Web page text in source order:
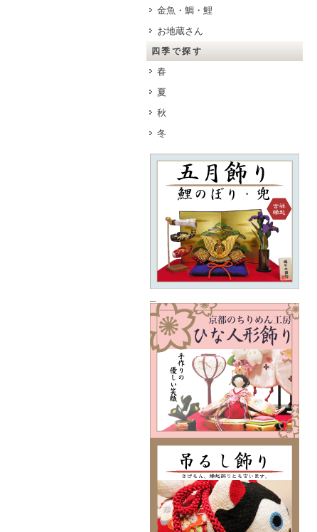
金魚・鯛・鯉
お地蔵さん
四季で探す
春
夏
秋
冬